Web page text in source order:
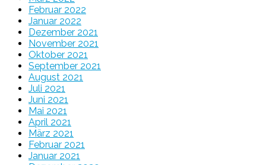
Februar 2022
Januar 2022
Dezember 2021
November 2021
Oktober 2021
September 2021
August 2021
Juli 2021
Juni 2021
Mai 2021
April 2021
März 2021
Februar 2021
Januar 2021